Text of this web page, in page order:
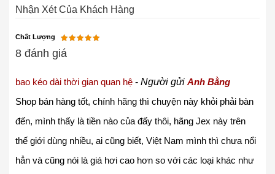
Nhận Xét Của Khách Hàng
Chất Lượng
8 đánh giá
bao kéo dài thời gian quan hệ - Người gửi Anh Bằng
Shop bán hàng tốt, chính hãng thì chuyện này khỏi phải bàn
đến, mình thấy là tiền nào của đấy thôi, hãng Jex này trên
thế giới dùng nhiều, ai cũng biết, Việt Nam mình thì chưa nổi
hẳn và cũng nói là giá hơi cao hơn so với các loại khác như